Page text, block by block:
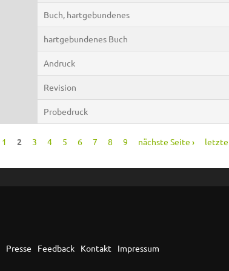
Buch, hartgebundenes
hartgebundenes Buch
Andruck
Revision
Probedruck
1 2 3 4 5 6 7 8 9 nächste Seite › letzte
Presse Feedback Kontakt Impressum